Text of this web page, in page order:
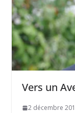
Vers un
2 décembre